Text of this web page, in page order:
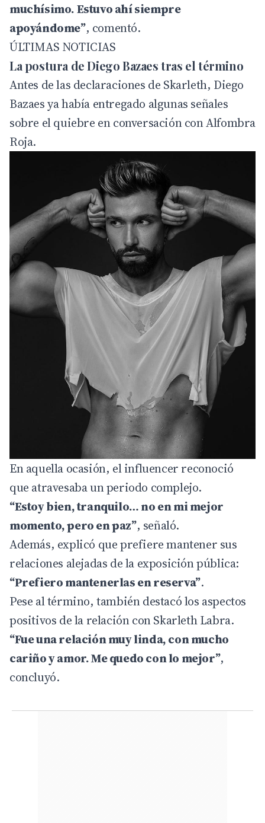
muchísimo. Estuvo ahí siempre
apoyándome”, comentó.
ÚLTIMAS NOTICIAS
La postura de Diego Bazaes tras el término
Antes de las declaraciones de Skarleth, Diego
Bazaes ya había entregado algunas señales
sobre el quiebre en conversación con Alfombra
Roja.
En aquella ocasión, el influencer reconoció
que atravesaba un periodo complejo.
“Estoy bien, tranquilo… no en mi mejor
momento, pero en paz”, señaló.
Además, explicó que prefiere mantener sus
relaciones alejadas de la exposición pública:
“Prefiero mantenerlas en reserva”.
Pese al término, también destacó los aspectos
positivos de la relación con Skarleth Labra.
“Fue una relación muy linda, con mucho
cariño y amor. Me quedo con lo mejor”,
concluyó.